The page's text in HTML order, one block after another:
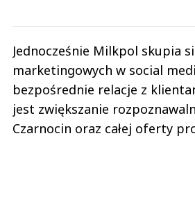
Jednocześnie Milkpol skupia
marketingowych w social
bezpośrednie relacje z
jest zwiększanie
Czarnocin oraz całej oferty